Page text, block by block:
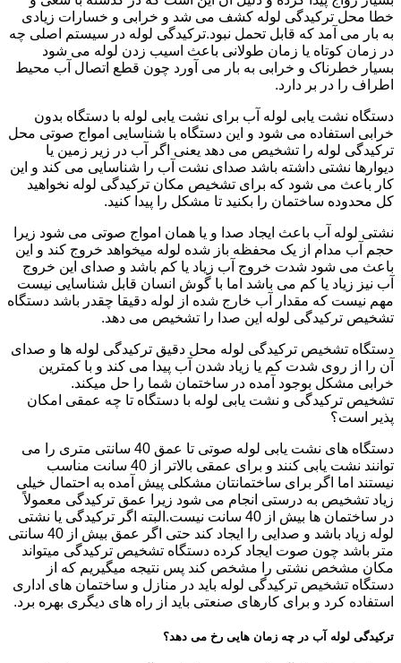
خطا محل ترکیدگی لوله کشف می شد و خرابی و خسارات زیادی
به بار می آمد که قابل تحمل نبود.ترکیدگی لوله در سیستم اصلی چه
در زمان کوتاه یا زمان طولانی باعث اسیب زدن لوله می شود
بسیار خطرناک و خرابی به بار می آورد چون قطع اتصال آب محیط
اطراف را در بر دارد.
دستگاه نشت یابی لوله آب برای نشت یابی لوله با دستگاه بدون
خرابی استفاده می شود و این دستگاه با شناسایی امواج صوتی محل
ترکیدگی لوله را تشخیص می دهد یعنی اگر آب در زیر زمین یا
دیوارها نشتی داشته باشد صدای نشت آب را شناسایی می کند و این
کار باعث می شود که برای تشخیص مکان ترکیدگی لوله نخواهید
کل محدوده ساختمان را بکنید تا مشکل را پیدا کنید.
نشتی لوله آب باعث ایجاد صدا و یا همان امواج صوتی می شود زیرا
حجم آب مدام از یک محفظه باز شده لوله میخواهد خروج کند و این
باعث می شود شدت خروج آب زیاد یا کم باشد و صدای این خروج
آب نیز زیاد یا کم می باشد اما با گوش انسان قابل شناسایی نیست
مهم نیست که مقدار آب خارج شده از لوله دقیقا چقدر باشد دستگاه
تشخیص ترکیدگی لوله این صدا را تشخیص می دهد.
دستگاه تشخیص ترکیدگی لوله محل دقیق ترکیدگی لوله ها و صدای
آن را از روی شدت کم یا زیاد شدن آب پیدا می کند و با کمترین
خرابی مشکل بوجود آمده در ساختمان شما را حل میکند.
تشخیص ترکیدگی و نشت یابی لوله با دستگاه تا چه عمقی امکان
پذیر است؟
دستگاه های نشت یابی لوله صوتی تا عمق 40 سانتی متری را می
توانند نشت یابی کنند و برای عمقی بالاتر از 40 سانت مناسب
نیستند اما اگر برای ساختمانتان مشکلی پیش آمده به احتمال خیلی
زیاد تشخیص به درستی انجام می شود زیرا عمق ترکیدگی معمولاً
در ساختمان ها بیش از 40 سانت نیست.البته اگر ترکیدگی یا نشتی
لوله زیاد باشد و صدایی را ایجاد کند حتی اگر عمق بیش از 40 سانتی
متر باشد چون صوت ایجاد کرده دستگاه تشخیص ترکیدگی میتواند
مکان مشخص نشتی را مشخص کند پس نتیجه میگیریم که از
دستگاه تشخیص ترکیدگی لوله باید در منازل و ساختمان های اداری
استفاده کرد و برای کارهای صنعتی باید از راه های دیگری بهره برد.
ترکیدگی لوله آب در چه زمان هایی رخ می دهد؟